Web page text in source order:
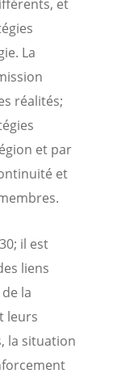
et
La
réalités;
et par
et
il est
liens
la
leurs
la situation